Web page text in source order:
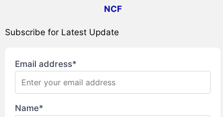
NCF
Subscribe for Latest Update
Email address*
Name*